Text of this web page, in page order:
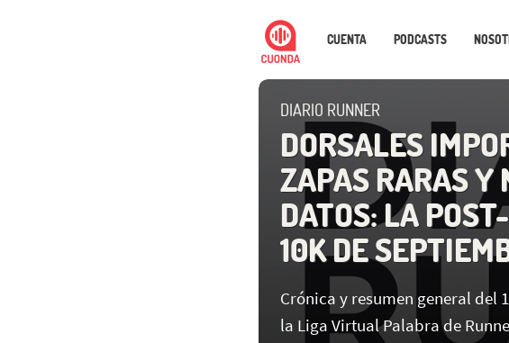
CUENTA PODCASTS
DIARIO RUNNER
DORSALES
ZAPAS RARAS Y
DATOS: LA
10K DE
Crónica y resumen general del
la Liga Virtual Palabra de